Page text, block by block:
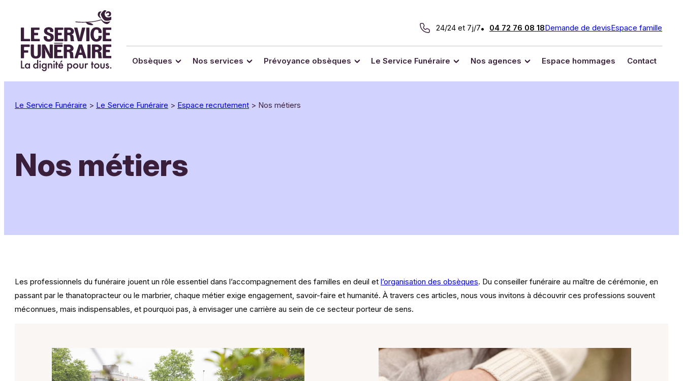
contenu
24/24 et 7j/7 04 72 76 08 18Demande de devisEspace famille
Obsèques Nos services Prévoyance obsèques Le Service Funéraire Nos agences Espace hommages Contact
Le Service Funéraire > Le Service Funéraire > Espace recrutement > Nos métiers
Nos métiers
Les professionnels du funéraire jouent un rôle essentiel dans l’accompagnement des familles en deuil et l’organisation des obsèques. Du conseiller funéraire au maître de cérémonie, en
passant par le thanatopracteur ou le marbrier, chaque métier exige engagement, savoir-faire et humanité. À travers ces articles, nous vous invitons à découvrir ces professions souvent
méconnues, mais indispensables, et pourquoi pas, à envisager une carrière au sein de ce secteur porteur de sens.